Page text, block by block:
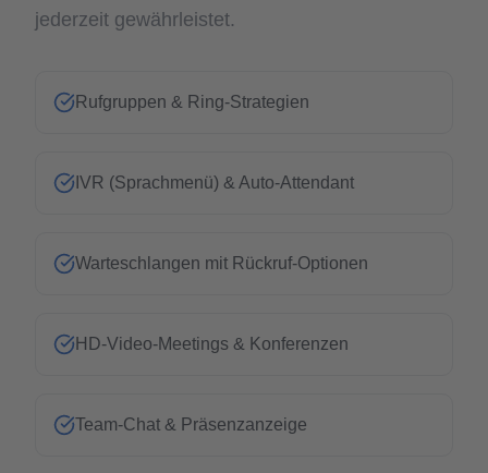
jederzeit gewährleistet.
Rufgruppen & Ring-Strategien
IVR (Sprachmenü) & Auto-Attendant
Warteschlangen mit Rückruf-Optionen
HD-Video-Meetings & Konferenzen
Team-Chat & Präsenzanzeige